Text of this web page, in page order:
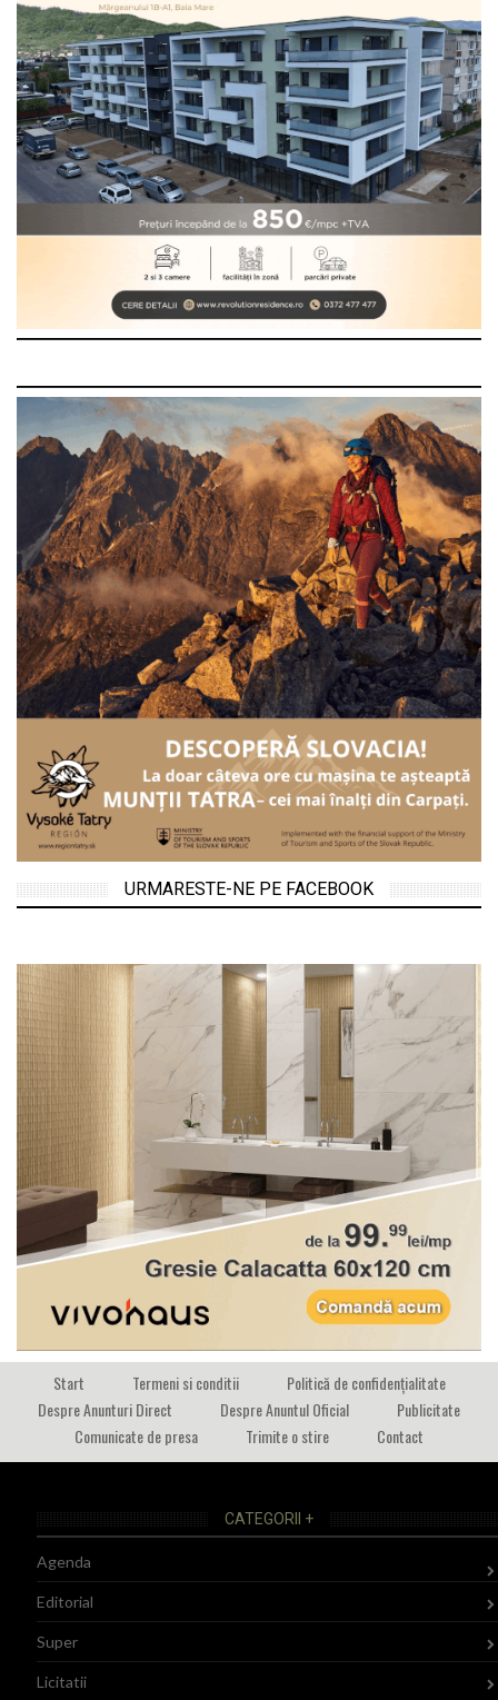
URMARESTE-NE PE FACEBOOK
Start Termeni si conditii
Politică de confidențialitate
Despre Anunturi Direct
Despre Anuntul Oficial
Publicitate
Comunicate de presa
Trimite o stire Contact
CATEGORII +
Agenda
Editorial
Super
Licitatii